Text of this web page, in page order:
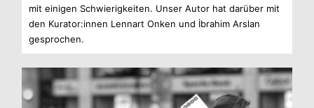
mit eini­gen Schwie­rig­kei­ten. Unser Autor hat dar­über mit
den Kurator:innen Lenn­art Onken und İbrahim Ars­lan
gesprochen.